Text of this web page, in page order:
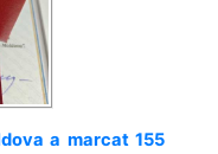
a marcat 155